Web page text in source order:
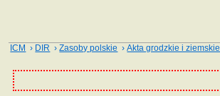
ICM › DIR ›Zasoby polskie ›Akta grodzkie i ziemskie